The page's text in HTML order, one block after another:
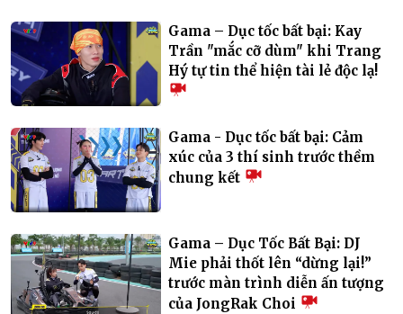
Gama – Dục tốc bất bại: Kay
Trần "mắc cỡ dùm" khi Trang
Hý tự tin thể hiện tài lẻ độc lạ!
Gama - Dục tốc bất bại: Cảm
xúc của 3 thí sinh trước thềm
chung kết
Gama – Dục Tốc Bất Bại: DJ
Mie phải thốt lên “dừng lại!”
trước màn trình diễn ấn tượng
của JongRak Choi